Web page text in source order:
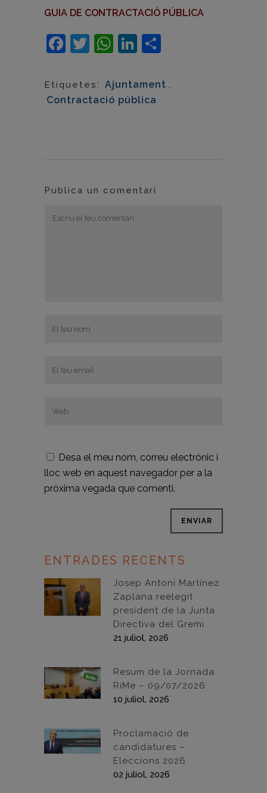
GUIA DE CONTRACTACIÓ PÚBLICA
Facebook
Twitter
WhatsApp
LinkedIn
Etiquetes: Ajuntament ,
Contractació pública
Publica un comentari
Desa el meu nom, correu electrònic i
lloc web en aquest navegador per a la
pròxima vegada que comenti.
ENTRADES RECENTS
Josep Antoni Martínez
Zaplana reelegit
president de la Junta
Directiva del Gremi
21 juliol, 2026
Resum de la Jornada
RiMe – 09/07/2026
10 juliol, 2026
Proclamació de
candidatures –
Eleccions 2026
02 juliol, 2026